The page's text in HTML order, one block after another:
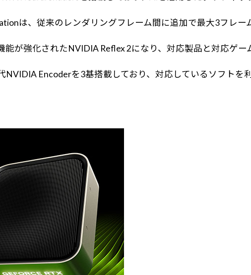
は、従来のレンダリングフレーム間に追加で最大3フレ
が強化されたNVIDIA Reflex 2になり、対応製品と対応ゲ
Encoderを3基搭載しており、対応しているソフトを